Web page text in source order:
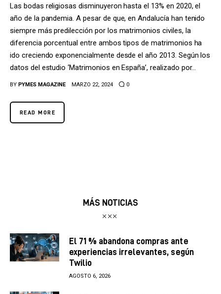
Las bodas religiosas disminuyeron hasta el 13% en 2020, el
año de la pandemia. A pesar de que, en Andalucía han tenido
siempre más predilección por los matrimonios civiles, la
diferencia porcentual entre ambos tipos de matrimonios ha
ido creciendo exponencialmente desde el año 2013. Según los
datos del estudio ‘Matrimonios en España’, realizado por…
BY PYMES MAGAZINE MARZO 22, 2024 0
READ MORE
MÁS NOTICIAS
El 71 % abandona compras ante
experiencias irrelevantes, según
Twilio
AGOSTO 6, 2026